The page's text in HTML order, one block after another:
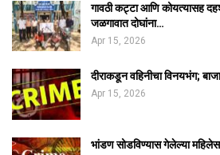
गावठी कट्टा आणि कोयत्यासह
जळगावात दोघांना…
Apr 15, 2026
दीराकडून वहिनीचा विनयभंग;
Apr 15, 2026
भांडण सोडविण्यास गेलेल्या महिलेस